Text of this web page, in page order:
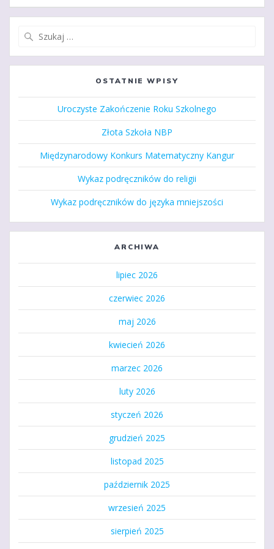
OSTATNIE WPISY
Uroczyste Zakończenie Roku Szkolnego
Złota Szkoła NBP
Międzynarodowy Konkurs Matematyczny Kangur
Wykaz podręczników do religii
Wykaz podręczników do języka mniejszości
ARCHIWA
lipiec 2026
czerwiec 2026
maj 2026
kwiecień 2026
marzec 2026
luty 2026
styczeń 2026
grudzień 2025
listopad 2025
październik 2025
wrzesień 2025
sierpień 2025